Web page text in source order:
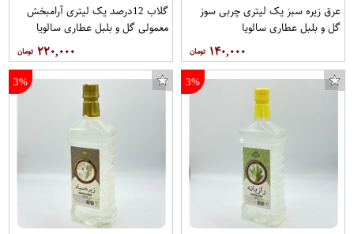
عرق زیره سبز یک لیتری چربی سوز
گل و بلبل عطاری سالویا
۱۴۰,۰۰۰
گلاب 12درصد یک لیتری آرامبخش
معمولی گل و بلبل عطاری سالویا
۲۲۰,۰۰۰
3%
3%